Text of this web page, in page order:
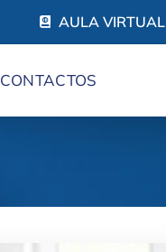
AULA VIRTUAL
CONTACTOS